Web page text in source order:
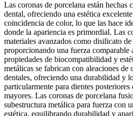
Las coronas de porcelana están hechas
dental, ofreciendo una estética
coincidencia de color, lo que las hace
donde la apariencia es primordial. Las
materiales avanzados como disilicato
proporcionando una fuerza comparable
propiedades de biocompatibilidad y
metálicas se fabrican con aleaciones de
dentales, ofreciendo una durabilidad y
particularmente para dientes posteriores
mayores. Las coronas de porcelana
subestructura metálica para fuerza con
estética, equilibrando durabilidad y